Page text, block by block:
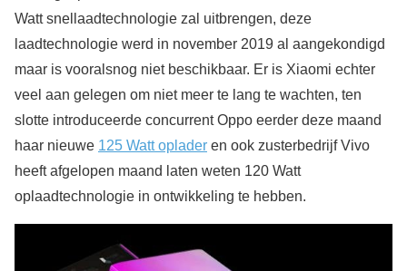
Watt snellaadtechnologie zal uitbrengen, deze
laadtechnologie werd in november 2019 al aangekondigd
maar is vooralsnog niet beschikbaar. Er is Xiaomi echter
veel aan gelegen om niet meer te lang te wachten, ten
slotte introduceerde concurrent Oppo eerder deze maand
haar nieuwe 125 Watt oplader en ook zusterbedrijf Vivo
heeft afgelopen maand laten weten 120 Watt
oplaadtechnologie in ontwikkeling te hebben.